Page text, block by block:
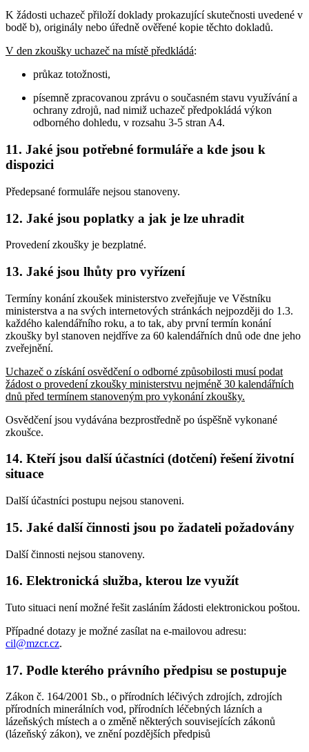
K žádosti uchazeč přiloží doklady prokazující skutečnosti uvedené v
bodě b), originály nebo úředně ověřené kopie těchto dokladů.
V den zkoušky uchazeč na místě předkládá:
průkaz totožnosti,
písemně zpracovanou zprávu o současném stavu využívání a
ochrany zdrojů, nad nimiž uchazeč předpokládá výkon
odborného dohledu, v rozsahu 3-5 stran A4.
11. Jaké jsou potřebné formuláře a kde jsou k
dispozici
Předepsané formuláře nejsou stanoveny.
12. Jaké jsou poplatky a jak je lze uhradit
Provedení zkoušky je bezplatné.
13. Jaké jsou lhůty pro vyřízení
Termíny konání zkoušek ministerstvo zveřejňuje ve Věstníku
ministerstva a na svých internetových stránkách nejpozději do 1.3.
každého kalendářního roku, a to tak, aby první termín konání
zkoušky byl stanoven nejdříve za 60 kalendářních dnů ode dne jeho
zveřejnění.
Uchazeč o získání osvědčení o odborné způsobilosti musí podat
žádost o provedení zkoušky ministerstvu nejméně 30 kalendářních
dnů před termínem stanoveným pro vykonání zkoušky.
Osvědčení jsou vydávána bezprostředně po úspěšně vykonané
zkoušce.
14. Kteří jsou další účastníci (dotčení) řešení životní
situace
Další účastníci postupu nejsou stanoveni.
15. Jaké další činnosti jsou po žadateli požadovány
Další činnosti nejsou stanoveny.
16. Elektronická služba, kterou lze využít
Tuto situaci není možné řešit zasláním žádosti elektronickou poštou.
Případné dotazy je možné zasílat na e-mailovou adresu:
cil@mzcr.cz.
17. Podle kterého právního předpisu se postupuje
Zákon č. 164/2001 Sb., o přírodních léčivých zdrojích, zdrojích
přírodních minerálních vod, přírodních léčebných lázních a
lázeňských místech a o změně některých souvisejících zákonů
(lázeňský zákon), ve znění pozdějších předpisů